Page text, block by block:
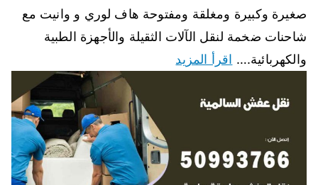
صغيرة وكبيرة ومغلقة ومفتوحة هاف لوري و وانيت مع
شاحنات ضخمة لنقل الآلات الثقيلة والأجهزة الطبية
والكهربائية.… اقرأ المزيد